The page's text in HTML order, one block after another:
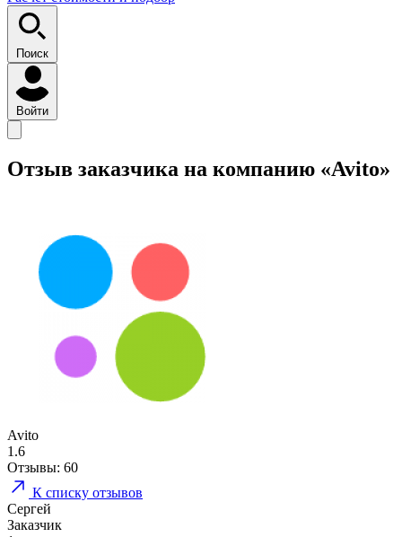
Поиск
Войти
Отзыв заказчика на компанию «Avito»
Avito
1.6
Отзывы: 60
К списку отзывов
Сергей
Заказчик